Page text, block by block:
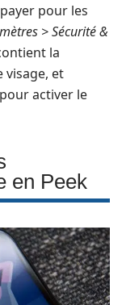
pour les
> Sécurité &
la
et
activer le
en Peek